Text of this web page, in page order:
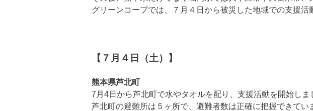
グリーンコープでは、７月４日から被災した地域での支援
【７月４日（土）】
熊本県芦北町
7月4日から芦北町で水やタオルを配り、支援活動を開始しま
芦北町の避難所は５ヶ所で、避難者数は正確に把握できてい